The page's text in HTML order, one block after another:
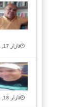
ئازار 17, 2025 Closed
ئازار 18, 2021 Closed